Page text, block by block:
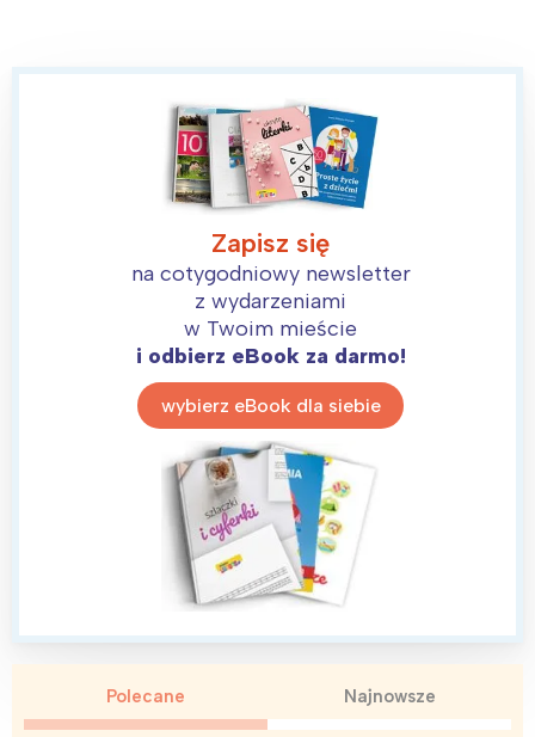
Zapisz się
na cotygodniowy newsletter
z wydarzeniami
w Twoim mieście
i odbierz eBook za darmo!
wybierz eBook dla siebie
Polecane Najnowsze
Wrocław
Północ
Wszystkie
Wybieram